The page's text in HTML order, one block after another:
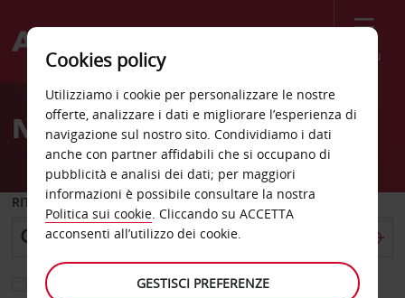
Menù
Welcome
AvisNoleggio auto Toronto
RITIRO DA
Scegli una località di riconsegna diversa
Cookies policy
Utilizziamo i cookie per personalizzare le nostre
offerte, analizzare i dati e migliorare l’esperienza di
navigazione sul nostro sito. Condividiamo i dati
anche con partner affidabili che si occupano di
pubblicità e analisi dei dati; per maggiori
informazioni è possibile consultare la nostra
Politica sui cookie. Cliccando su ACCETTA
acconsenti all’utilizzo dei cookie.
GESTISCI PREFERENZE